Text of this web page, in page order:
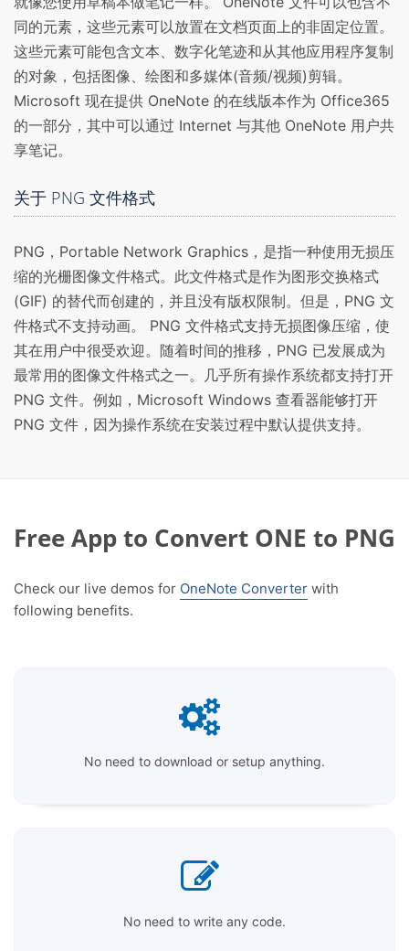
同的元素，这些元素可以放置在文档页面上的非固定位置。
这些元素可能包含文本、数字化笔迹和从其他应用程序复制
的对象，包括图像、绘图和多媒体(音频/视频)剪辑。
Microsoft 现在提供 OneNote 的在线版本作为 Office365
的一部分，其中可以通过 Internet 与其他 OneNote 用户共
享笔记。
关于 PNG 文件格式
PNG，Portable Network Graphics，是指一种使用无损压
缩的光栅图像文件格式。此文件格式是作为图形交换格式
(GIF) 的替代而创建的，并且没有版权限制。但是，PNG 文
件格式不支持动画。 PNG 文件格式支持无损图像压缩，使
其在用户中很受欢迎。随着时间的推移，PNG 已发展成为
最常用的图像文件格式之一。几乎所有操作系统都支持打开
PNG 文件。例如，Microsoft Windows 查看器能够打开
PNG 文件，因为操作系统在安装过程中默认提供支持。
Free App to Convert ONE to PNG
Check our live demos for OneNote Converter with
following benefits.
No need to download or setup anything.
No need to write any code.